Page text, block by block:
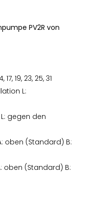
PV2R von
19, 23, 25, 31
L:
gegen den
oben (Standard) B:
oben (Standard) B: